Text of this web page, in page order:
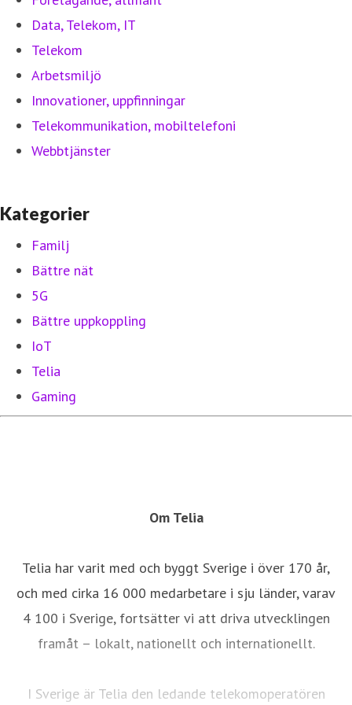
Data, Telekom, IT
Telekom
Arbetsmiljö
Innovationer, uppfinningar
Telekommunikation, mobiltelefoni
Webbtjänster
Kategorier
Familj
Bättre nät
5G
Bättre uppkoppling
IoT
Telia
Gaming
Om Telia
Telia har varit med och byggt Sverige i över 170 år,
och med cirka 16 000 medarbetare i sju länder, varav
4 100 i Sverige, fortsätter vi att driva utvecklingen
framåt – lokalt, nationellt och internationellt.
I Sverige är Telia den ledande telekomoperatören